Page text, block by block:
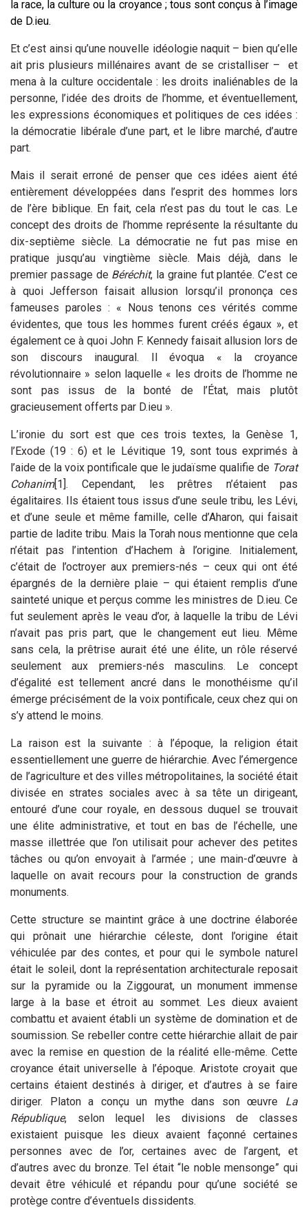
la race, la culture ou la croyance ; tous sont conçus à l’image
de D.ieu.
Et c’est ainsi qu’une nouvelle idéologie naquit – bien qu’elle
ait pris plusieurs millénaires avant de se cristalliser – et
mena à la culture occidentale : les droits inaliénables de la
personne, l’idée des droits de l’homme, et éventuellement,
les expressions économiques et politiques de ces idées :
la démocratie libérale d’une part, et le libre marché, d’autre
part.
Mais il serait erroné de penser que ces idées aient été
entièrement développées dans l’esprit des hommes lors
de l’ère biblique. En fait, cela n’est pas du tout le cas. Le
concept des droits de l’homme représente la résultante du
dix-septième siècle. La démocratie ne fut pas mise en
pratique jusqu’au vingtième siècle. Mais déjà, dans le
premier passage de Béréchit, la graine fut plantée. C’est ce
à quoi Jefferson faisait allusion lorsqu’il prononça ces
fameuses paroles : « Nous tenons ces vérités comme
évidentes, que tous les hommes furent créés égaux », et
également ce à quoi John F. Kennedy faisait allusion lors de
son discours inaugural. Il évoqua « la croyance
révolutionnaire » selon laquelle « les droits de l’homme ne
sont pas issus de la bonté de l’État, mais plutôt
gracieusement offerts par D.ieu ».
L’ironie du sort est que ces trois textes, la Genèse 1,
l’Exode (19 : 6) et le Lévitique 19, sont tous exprimés à
l’aide de la voix pontificale que le judaïsme qualifie de Torat
Cohanim[1]. Cependant, les prêtres n’étaient pas
égalitaires. Ils étaient tous issus d’une seule tribu, les Lévi,
et d’une seule et même famille, celle d’Aharon, qui faisait
partie de ladite tribu. Mais la Torah nous mentionne que cela
n’était pas l’intention d’Hachem à l’origine. Initialement,
c’était de l’octroyer aux premiers-nés – ceux qui ont été
épargnés de la dernière plaie – qui étaient remplis d’une
sainteté unique et perçus comme les ministres de D.ieu. Ce
fut seulement après le veau d’or, à laquelle la tribu de Lévi
n’avait pas pris part, que le changement eut lieu. Même
sans cela, la prêtrise aurait été une élite, un rôle réservé
seulement aux premiers-nés masculins. Le concept
d’égalité est tellement ancré dans le monothéisme qu’il
émerge précisément de la voix pontificale, ceux chez qui on
s’y attend le moins.
La raison est la suivante : à l’époque, la religion était
essentiellement une guerre de hiérarchie. Avec l’émergence
de l’agriculture et des villes métropolitaines, la société était
divisée en strates sociales avec à sa tête un dirigeant,
entouré d’une cour royale, en dessous duquel se trouvait
une élite administrative, et tout en bas de l’échelle, une
masse illettrée que l’on utilisait pour achever des petites
tâches ou qu’on envoyait à l’armée ; une main-d’œuvre à
laquelle on avait recours pour la construction de grands
monuments.
Cette structure se maintint grâce à une doctrine élaborée
qui prônait une hiérarchie céleste, dont l’origine était
véhiculée par des contes, et pour qui le symbole naturel
était le soleil, dont la représentation architecturale reposait
sur la pyramide ou la Ziggourat, un monument immense
large à la base et étroit au sommet. Les dieux avaient
combattu et avaient établi un système de domination et de
soumission. Se rebeller contre cette hiérarchie allait de pair
avec la remise en question de la réalité elle-même. Cette
croyance était universelle à l’époque. Aristote croyait que
certains étaient destinés à diriger, et d’autres à se faire
diriger. Platon a conçu un mythe dans son œuvre La
République, selon lequel les divisions de classes
existaient puisque les dieux avaient façonné certaines
personnes avec de l’or, certaines avec de l’argent, et
d’autres avec du bronze. Tel était “le noble mensonge” qui
devait être véhiculé et répandu pour qu’une société se
protège contre d’éventuels dissidents.